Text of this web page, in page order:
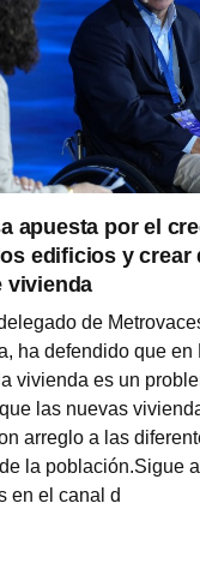
apuesta por el
edificios y crear
vivienda
de
ha defendido que en
vivienda es un
las nuevas
arreglo a las
la población.Sigue a
en el canal d